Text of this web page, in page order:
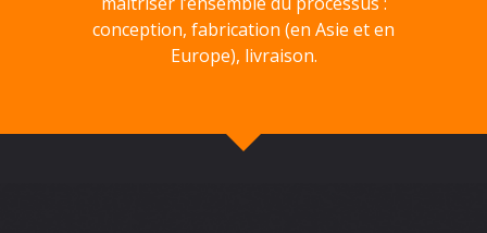
conception, fabrication (en Asie et en
Europe), livraison.